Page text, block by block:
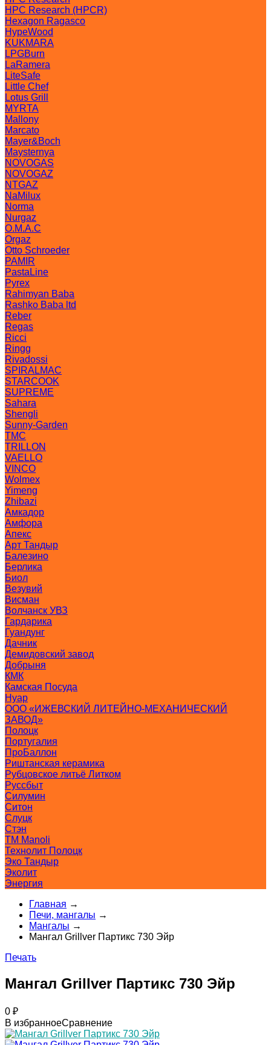
HPC Research (HPCR)
Hexagon Ragasco
HypeWood
KUKMARA
LPGBurn
LaRamera
LiteSafe
Little Chef
Lotus Grill
MYRTA
Mallony
Marcato
Mayer&Boch
Maysternya
NOVOGAS
NOVOGAZ
NTGAZ
NaMilux
Norma
Nurgaz
O.M.A.C
Orgaz
Otto Schroeder
PAMIR
PastaLine
Pyrex
Rahimyan Baba
Rashko Baba ltd
Reber
Regas
Ricci
Ringg
Rivadossi
SPIRALMAC
STARCOOK
SUPREME
Sahara
Shengli
Sunny-Garden
TMC
TRILLON
VAELLO
VINCO
Wolmex
Yimeng
Zhibazi
Амкадор
Амфора
Апекс
Арт Тандыр
Балезино
Берлика
Биол
Везувий
Висман
Волчанск УВЗ
Гардарика
Гуандунг
Дачник
Демидовский завод
Добрыня
КМК
Камская Посуда
Нуар
ООО «ИЖЕВСКИЙ ЛИТЕЙНО-МЕХАНИЧЕСКИЙ
ЗАВОД»
Полоцк
Португалия
ПроБаллон
Риштанская керамика
Рубцовское литьё Литком
Руссбыт
Силумин
Ситон
Слуцк
Стэн
ТМ Manoli
Технолит Полоцк
Эко Тандыр
Эколит
Энергия
Главная →
Печи, мангалы →
Мангалы →
Мангал Grillver Партикс 730 Эйр
Печать
Мангал Grillver Партикс 730 Эйр
0 ₽
В избранноеСравнение